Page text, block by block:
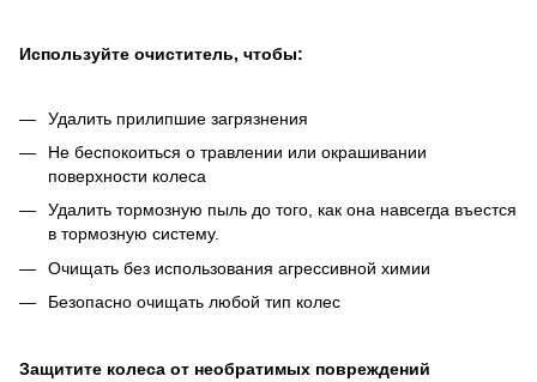
Используйте очиститель, чтобы:
Удалить прилипшие загрязнения
Не беспокоиться о травлении или окрашивании
поверхности колеса
Удалить тормозную пыль до того, как она навсегда въестся
в тормозную систему.
Очищать без использования агрессивной химии
Безопасно очищать любой тип колес
Защитите колеса от необратимых повреждений